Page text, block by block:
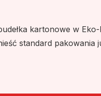
kartonowe w
standard pakowania